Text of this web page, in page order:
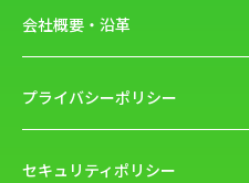
会社概要・沿革
プライバシーポリシー
セキュリティポリシー